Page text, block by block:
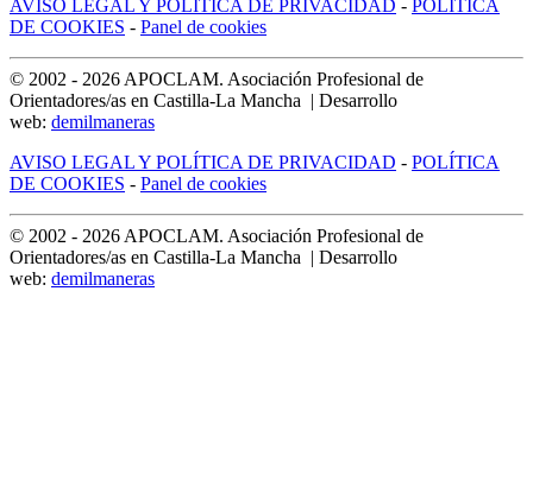
AVISO LEGAL Y POLÍTICA DE PRIVACIDAD - POLÍTICA
DE COOKIES - Panel de cookies
© 2002 - 2026 APOCLAM. Asociación Profesional de
Orientadores/as en Castilla-La Mancha | Desarrollo
web: demilmaneras
AVISO LEGAL Y POLÍTICA DE PRIVACIDAD - POLÍTICA
DE COOKIES - Panel de cookies
© 2002 - 2026 APOCLAM. Asociación Profesional de
Orientadores/as en Castilla-La Mancha | Desarrollo
web: demilmaneras